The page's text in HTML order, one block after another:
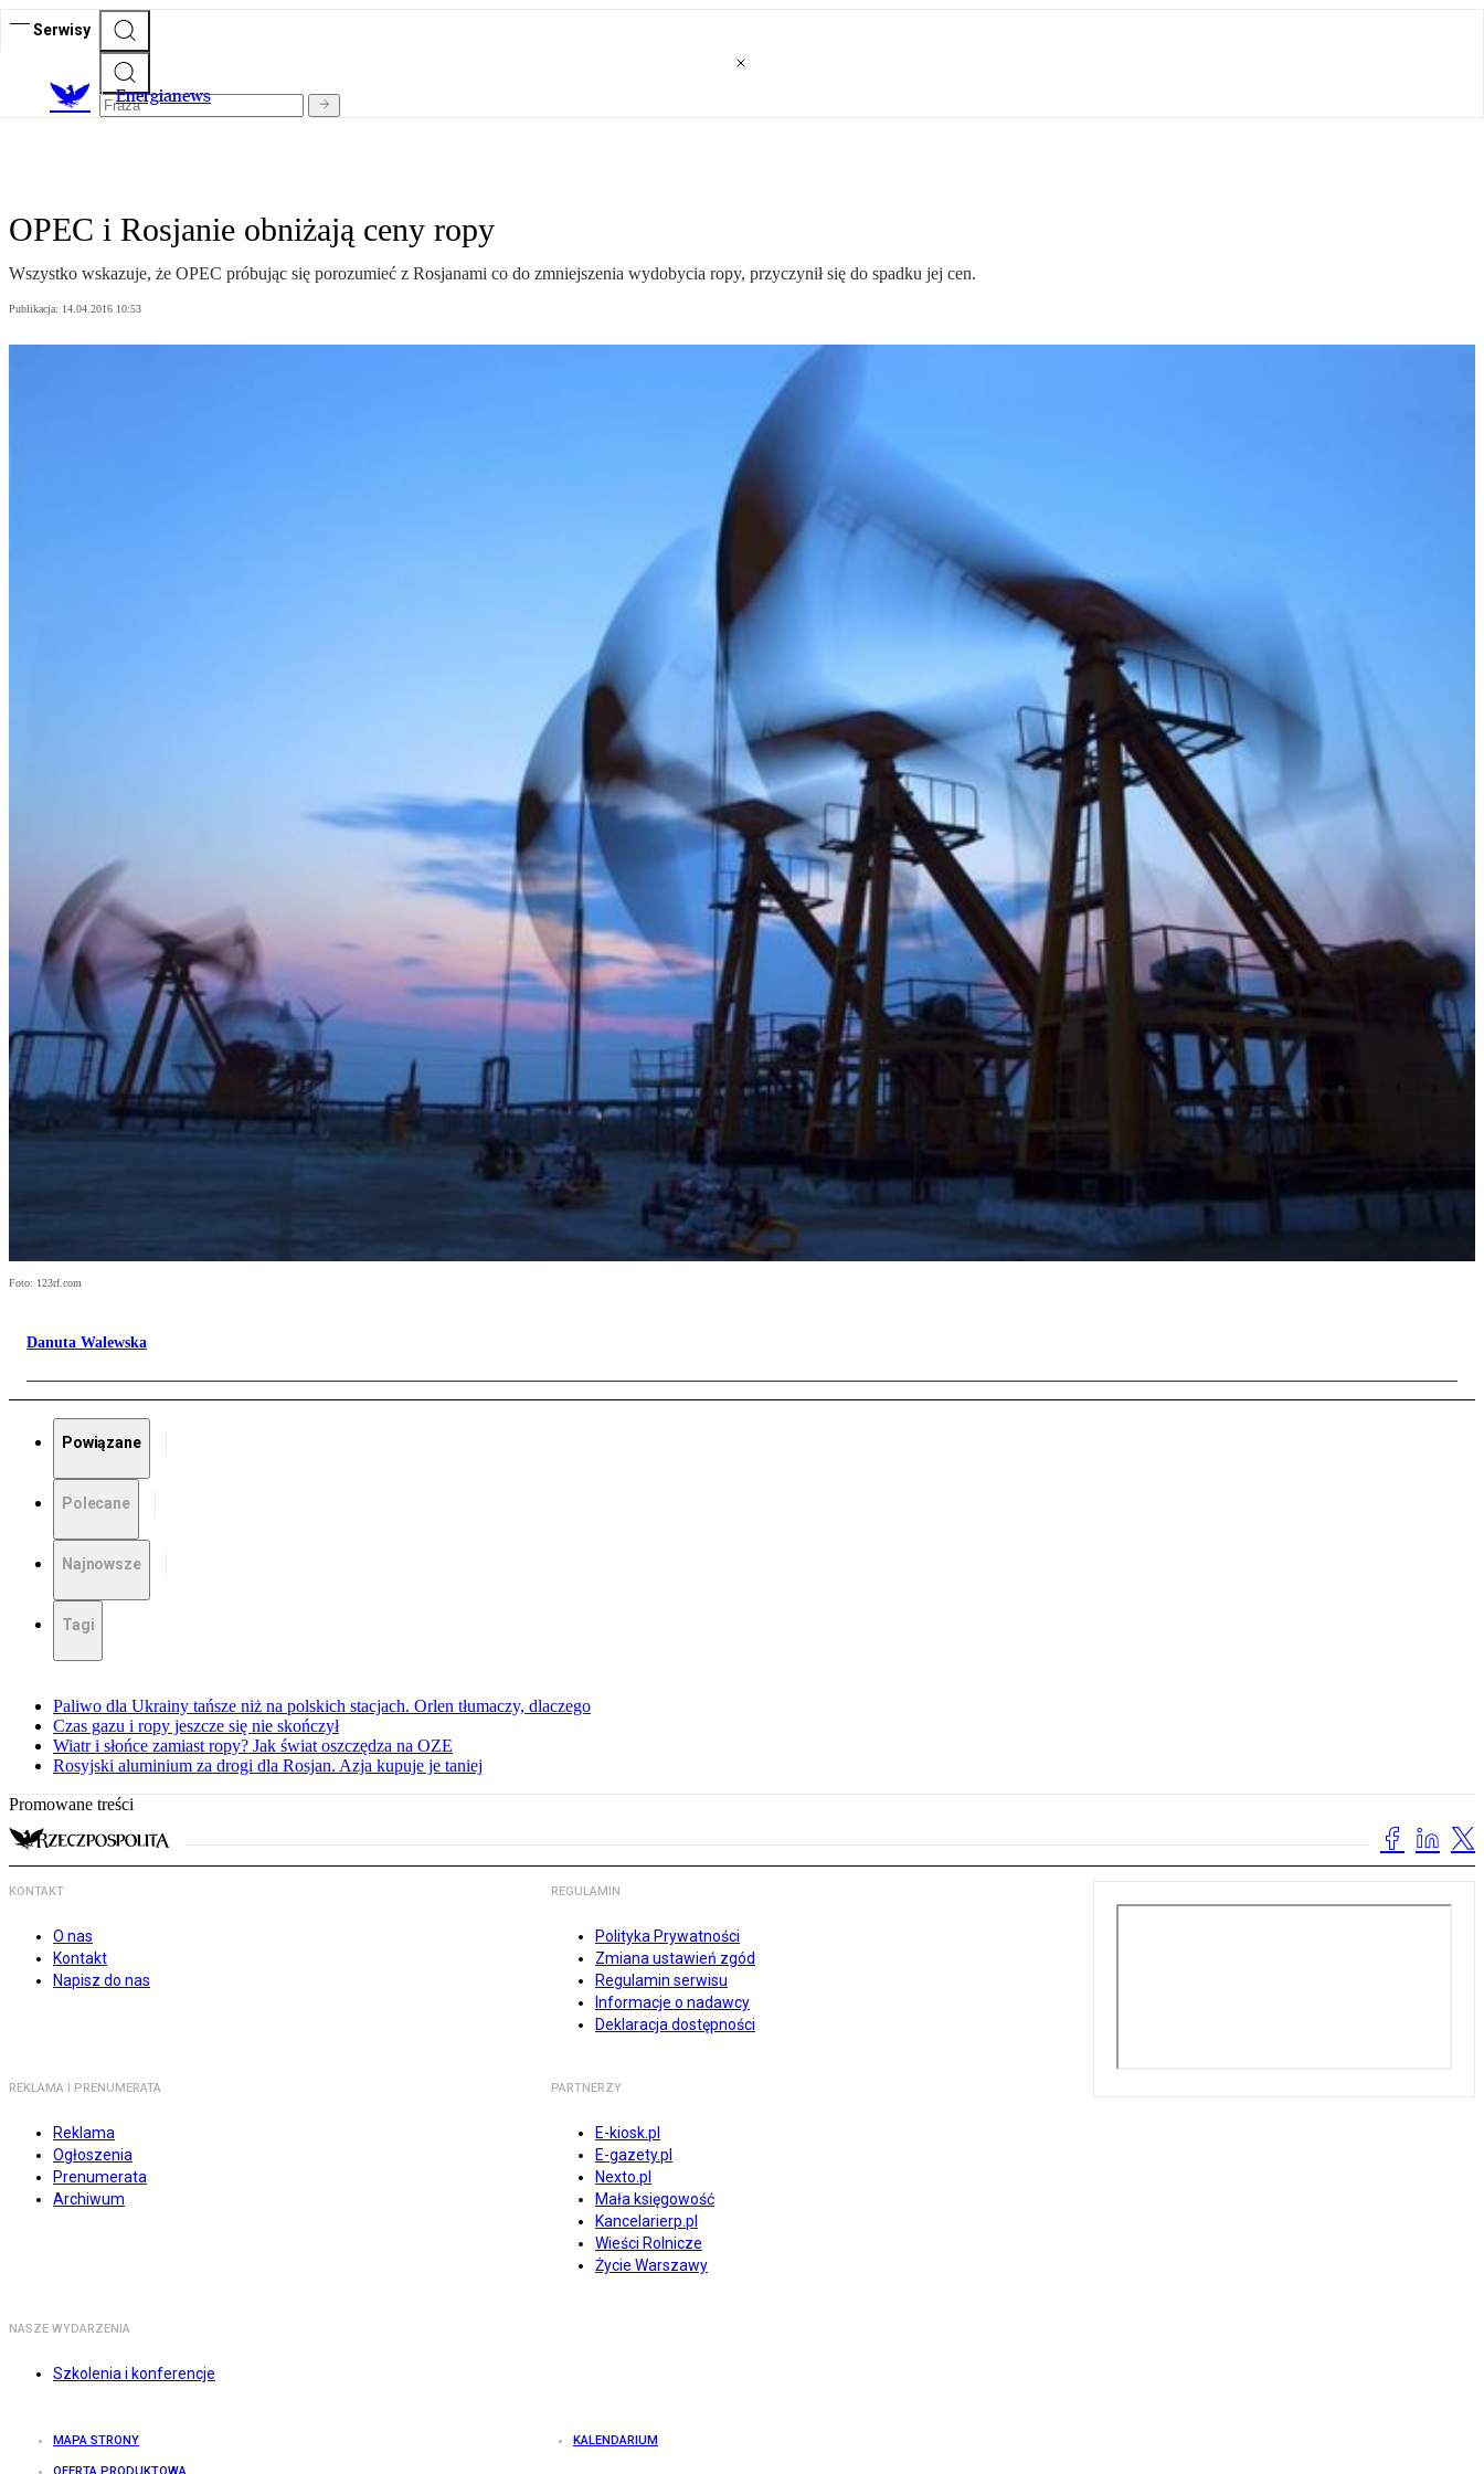
Serwisy
Energianews
OPEC i Rosjanie obniżają ceny ropy
Wszystko wskazuje, że OPEC próbując się porozumieć z Rosjanami co do zmniejszenia wydobycia ropy, przyczynił się do spadku jej cen.
Publikacja: 14.04.2016 10:53
Foto: 123rf.com
Danuta Walewska
Powiązane
Polecane
Najnowsze
Tagi
Paliwo dla Ukrainy tańsze niż na polskich stacjach. Orlen tłumaczy, dlaczego
Czas gazu i ropy jeszcze się nie skończył
Wiatr i słońce zamiast ropy? Jak świat oszczędza na OZE
Rosyjski aluminium za drogi dla Rosjan. Azja kupuje je taniej
Promowane treści
KONTAKT
O nas
Kontakt
Napisz do nas
REGULAMIN
Polityka Prywatności
Zmiana ustawień zgód
Regulamin serwisu
Informacje o nadawcy
Deklaracja dostępności
REKLAMA I PRENUMERATA
Reklama
Ogłoszenia
Prenumerata
Archiwum
PARTNERZY
E-kiosk.pl
E-gazety.pl
Nexto.pl
Mała księgowość
Kancelarierp.pl
Wieści Rolnicze
Życie Warszawy
NASZE WYDARZENIA
Szkolenia i konferencje
MAPA STRONY KALENDARIUM